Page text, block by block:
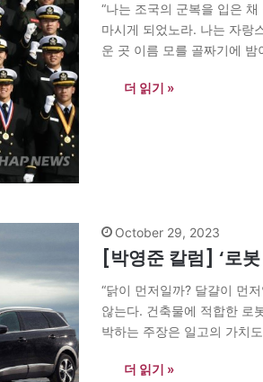
“나는 조국의 군복을 입은
마시게 되었노라. 나는 자랑
운 곳 이름 모를 골짜기에
더 읽기 »
October 29, 2023
[박영준 칼럼] ‘로
“닭이 먼저일까? 달걀이 먼
않는다. 건축물에 적합한 로
박하는 주장은 일고의 가치
더 읽기 »